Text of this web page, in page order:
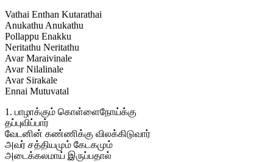
Vathai Enthan Kutarathai
Anukathu Anukathu
Pollappu Enakku
Neritathu Neritathu
Avar Maraivinale
Avar Nilalinale
Avar Sirakale
Ennai Mutuvatal
1. பாழாக்கும் கொள்ளைநோய்க்கு
தப்புவிப்பார்
வேடனின் கண்ணிக்கு விலக்கிடுவார்
அவர் சத்தியமும் கேடகமும்
அடைக்கலமாய் இருப்பதால்